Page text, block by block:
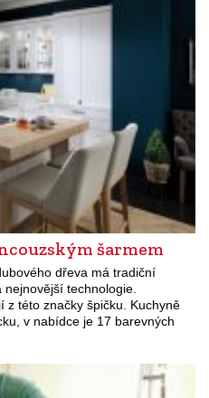
šarmem
dřeva má tradiční
nejnovější technologie.
z této značky špičku. Kuchyně
v nabídce je 17 barevných